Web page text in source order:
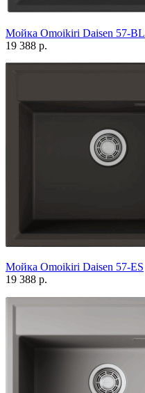
Мойка Omoikiri Daisen 57-BL
19 388 р.
Мойка Omoikiri Daisen 57-ES
19 388 р.